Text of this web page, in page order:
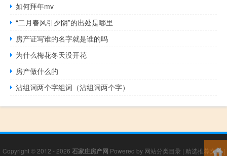
如何拜年mv
“二月春风引夕阴”的出处是哪里
房产证写谁的名字就是谁的吗
为什么梅花冬天没开花
房产做什么的
沾组词两个字组词（沾组词两个字）
Copyright © 2012 - 2026 石家庄房产网 Powered by 网站分类目录 | 精选推荐文章|